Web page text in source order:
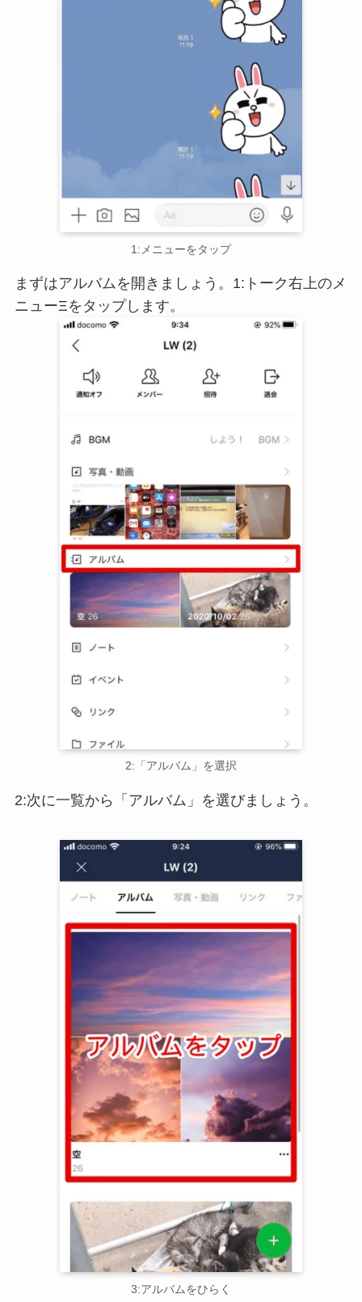
1:メニューをタップ
まずはアルバムを開きましょう。1:トーク右上のメ
ニューΞをタップします。
2:「アルバム」を選択
2:次に一覧から「アルバム」を選びましょう。
3:アルバムをひらく